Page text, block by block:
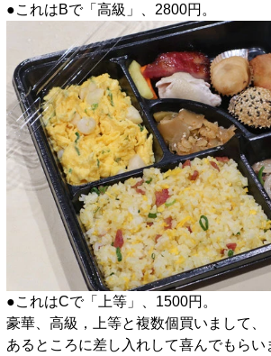
●これはBで「高級」、2800円。
●これはCで「上等」、1500円。
豪華、高級，上等と複数個買いまして、
あるところに差し入れして喜んでもら